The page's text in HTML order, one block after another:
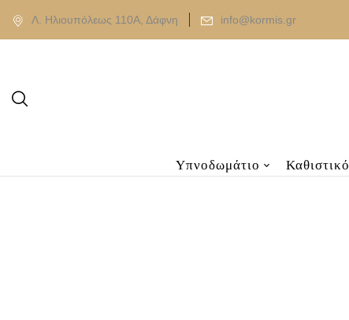
Λ. Ηλιουπόλεως 110Α, Δάφνη info@kormis.gr
Υπνοδωμάτιο Καθιστικό